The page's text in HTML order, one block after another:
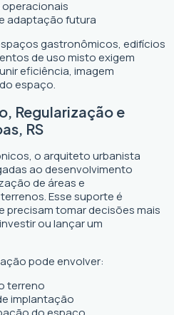
adaptação futura
gastronômicos, edifícios
de uso misto exigem
eficiência, imagem
espaço.
Regularização e
RS
o arquiteto urbanista
ao desenvolvimento
de áreas e
Esse suporte é
precisam tomar decisões mais
ou lançar um
pode envolver:
terreno
implantação